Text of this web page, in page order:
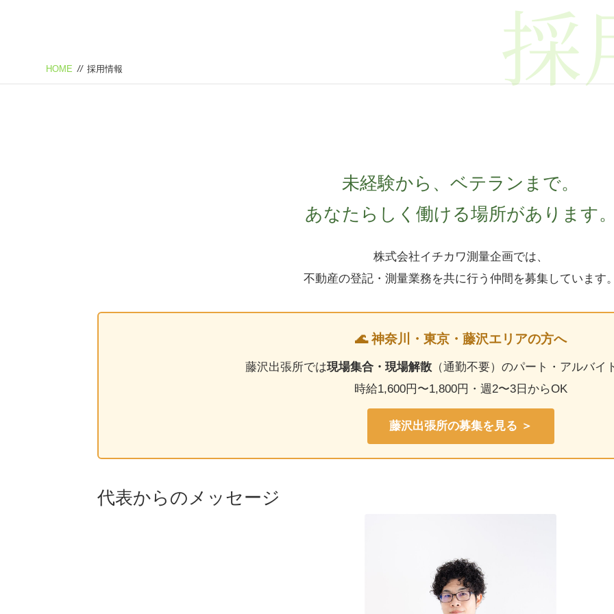
採
HOME // 採用情報
未経験から、ベテランまで。
あなたらしく働ける場所があります。
株式会社イチカワ測量企画では、
不動産の登記・測量業務を共に行う仲間を募集しています。
🌊 神奈川・東京・藤沢エリアの方へ
藤沢出張所では現場集合・現場解散（通勤不要）のパート・アルバイ
時給1,600円〜1,800円・週2〜3日からOK
藤沢出張所の募集を見る ＞
代表からのメッセージ